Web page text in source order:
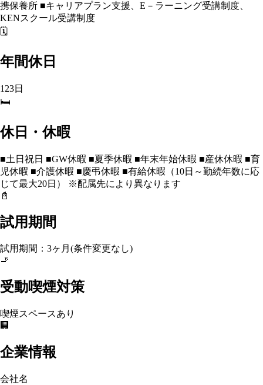
携保養所 ■キャリアプラン支援、E－ラーニング受講制度、
KENスクール受講制度
🗓️
年間休日
123日
🛏️
休日・休暇
■土日祝日 ■GW休暇 ■夏季休暇 ■年末年始休暇 ■産休休暇 ■育
児休暇 ■介護休暇 ■慶弔休暇 ■有給休暇（10日～勤続年数に応
じて最大20日） ※配属先により異なります
📓
試用期間
試用期間：3ヶ月(条件変更なし)
🚬
受動喫煙対策
喫煙スペースあり
🏢
企業情報
会社名